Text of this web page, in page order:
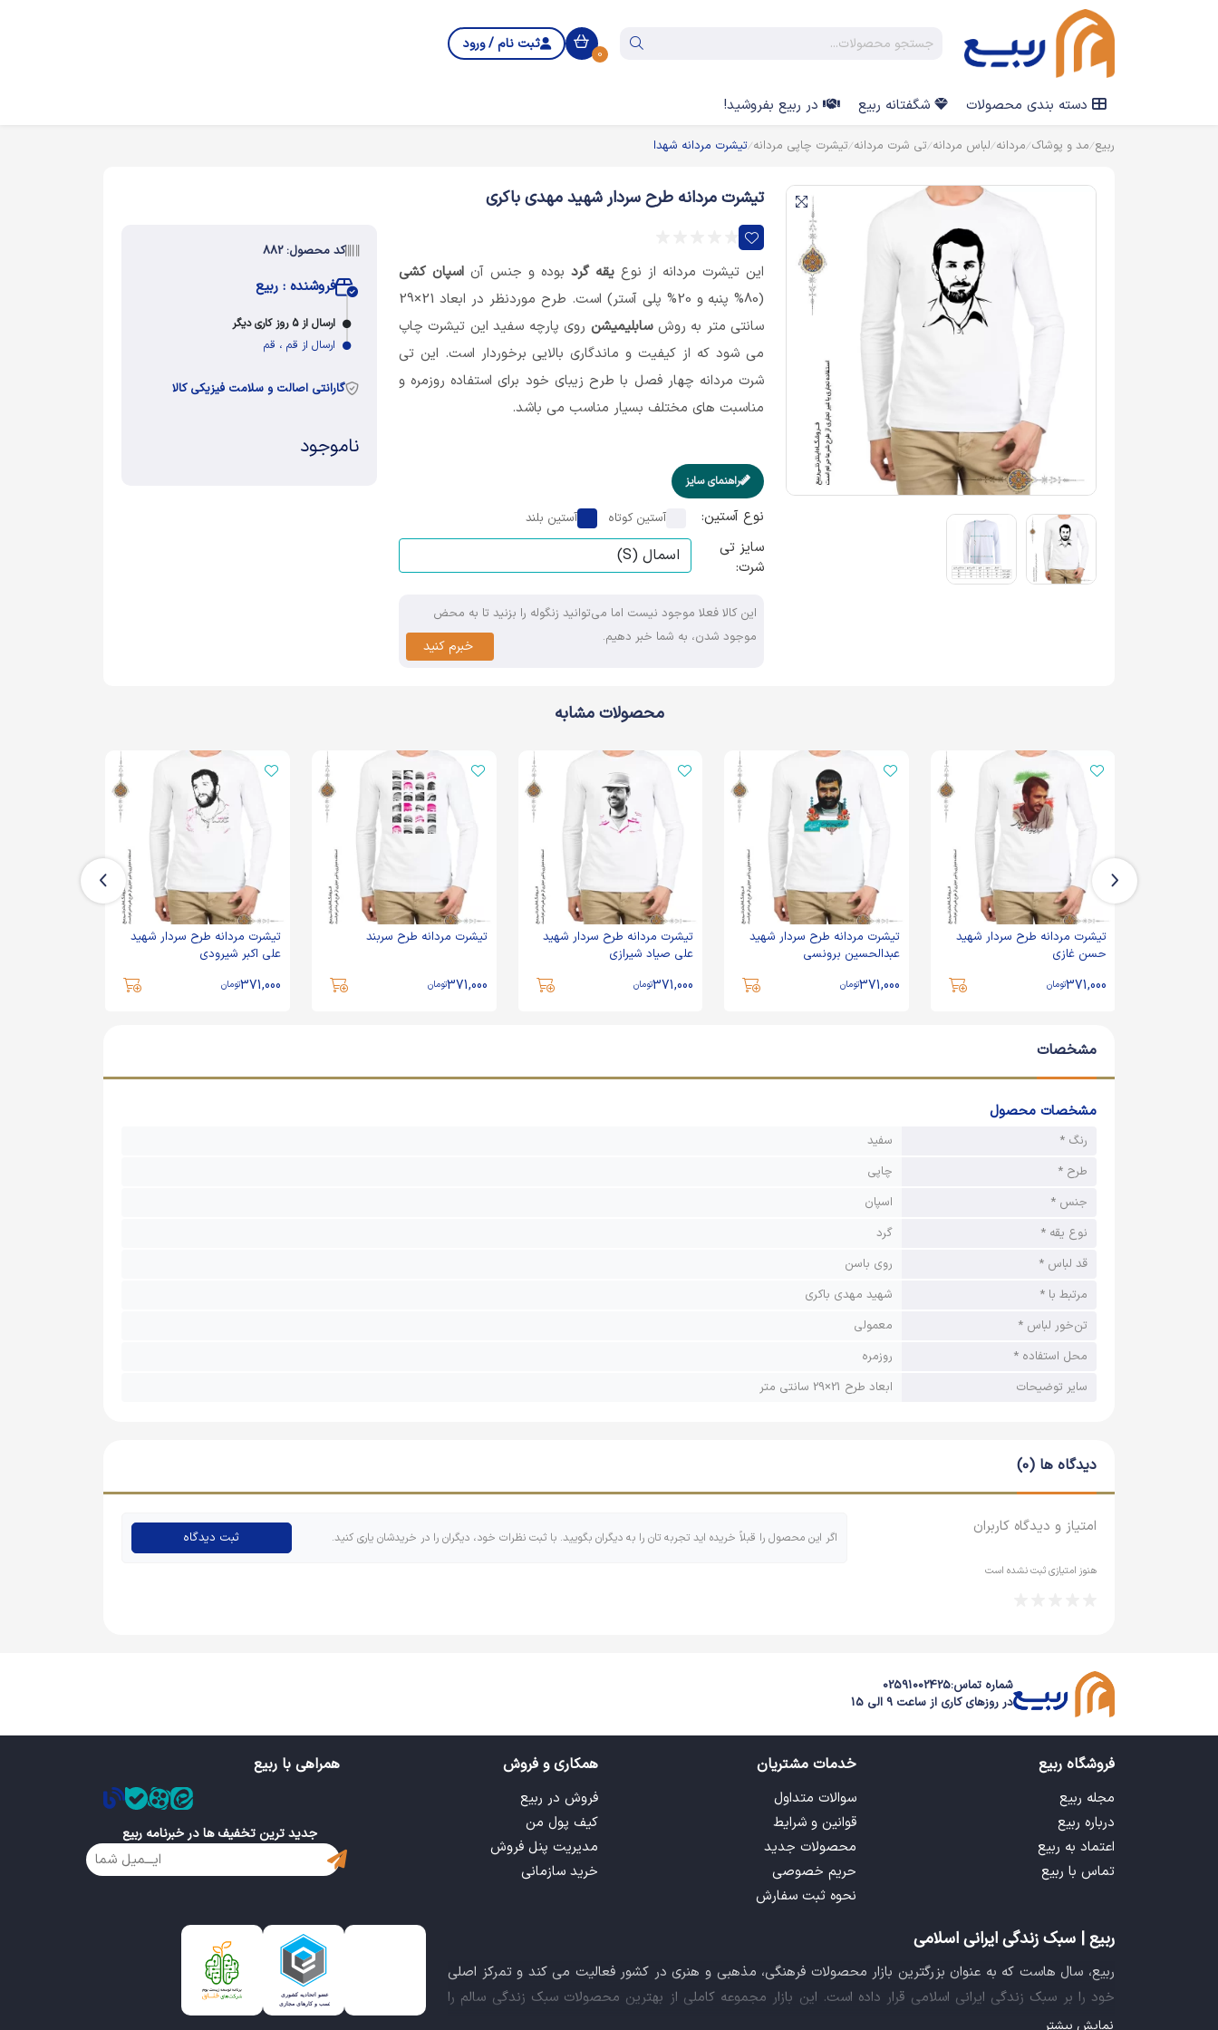
0
ثبت نام / ورود
دسته بندی محصولات شگفتانه ربیع در ربیع بفروشید!
ربیع مد و پوشاک مردانه لباس مردانه تی شرت مردانه تیشرت چاپی مردانه تیشرت مردانه شهدا
تیشرت مردانه طرح سردار شهید مهدی باکری
این تیشرت مردانه از نوع یقه گرد بوده و جنس آناسپان کشی
(80% پنبه و 20% پلی آستر) است. طرح موردنظر در ابعاد 21×29
سانتی متر به روشسابلیمیشنروی پارچه سفید این تیشرت چاپ
می شود که از کیفیت و ماندگاری بالایی برخوردار است. این تی
شرت مردانه چهار فصل با طرح زیبای خود برای استفاده روزمره و
مناسبت های مختلف بسیار مناسب می باشد.
راهنمای سایز
نوع آستین: آستین کوتاه آستین بلند
سایز تی
شرت:
این کالا فعلا موجود نیست اما می‌توانید زنگوله را بزنید تا به محض
موجود شدن، به شما خبر دهیم.
خبرم کنید
کد محصول: 882
فروشنده : ربیع
ارسال از 5 روز کاری دیگر
ارسال از قم ، قم
گارانتی اصالت و سلامت فیزیکی کالا
ناموجود
محصولات مشابه
تیشرت مردانه طرح سردار شهید
حسن غازی
371,000تومان
تیشرت مردانه طرح سردار شهید
عبدالحسین برونسی
371,000تومان
تیشرت مردانه طرح سردار شهید
علی صیاد شیرازی
371,000تومان
تیشرت مردانه طرح سربند
371,000تومان
تیشرت مردانه طرح سردار شهید
علی اکبر شیرودی
371,000تومان
مشخصات
مشخصات محصول
رنگ *
سفید
طرح *
چاپی
جنس *
اسپان
نوع یقه *
گرد
قد لباس *
روی باسن
مرتبط با *
شهید مهدی باکری
تن‌خور لباس *
معمولی
محل استفاده *
روزمره
سایر توضیحات
ابعاد طرح 21×29 سانتی متر
دیدگاه ها (0)
امتیاز و دیدگاه کاربران
هنوز امتیازی ثبت نشده است
اگر این محصول را قبلاً خریده اید تجربه تان را به دیگران بگویید. با ثبت نظرات خود، دیگران را در خریدشان یاری کنید. ثبت دیدگاه
شماره تماس:02591002425
در روزهای کاری از ساعت 9 الی 15
فروشگاه ربیع
مجله ربیع
درباره ربیع
اعتماد به ربیع
تماس با ربیع
خدمات مشتریان
سوالات متداول
قوانین و شرایط
محصولات جدید
حریم خصوصی
نحوه ثبت سفارش
همکاری و فروش
فروش در ربیع
کیف پول من
مدیریت پنل فروش
خرید سازمانی
همراهی با ربیع
جدید ترین تخفیف ها در خبرنامه ربیع
ربیع | سبک زندگی ایرانی اسلامی
ربیع، سال هاست که به عنوان بزرگترین بازار محصولات فرهنگی، مذهبی و هنری در کشور فعالیت می کند و تمرکز اصلی
خود را بر سبک زندگی ایرانی اسلامی قرار داده است. این بازار مجموعه کاملی از بهترین محصولات سبک زندگی سالم را
فراهم آورده تا تمام نیازهای شما را برای خرید اینترنتی کالاهای فرهنگی، مذهبی و هنری برآورده نماید.
نمایش بیشتر